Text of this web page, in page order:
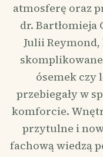
atmosferę oraz
dr.
Julii
ósemek czy
przebiegały w
komforcie.
przytulne i
fachową wiedzą